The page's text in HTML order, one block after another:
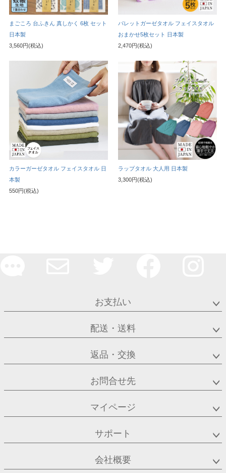
まごころ 台ふきん 真しかく 6枚 セット
日本製
3,560円(税込)
パレットガーゼタオル フェイスタオル
おまかせ5枚セット 日本製
2,470円(税込)
カラーガーゼタオル フェイスタオル 日
本製
550円(税込)
ラップタオル 大人用 日本製
3,300円(税込)
お支払い
配送・送料
返品・交換
お問合せ先
マイページ
サポート
会社概要